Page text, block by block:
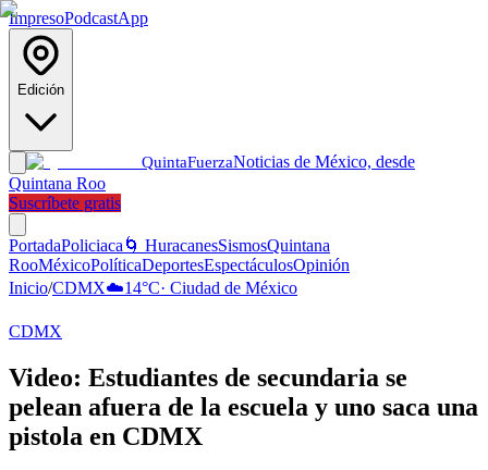
ImpresoPodcastApp
Edición
QuintaFuerzaNoticias de México, desde
Quintana Roo
Suscríbete gratis
PortadaPoliciaca 🌀 HuracanesSismosQuintana
RooMéxicoPolíticaDeportesEspectáculosOpinión
Inicio/CDMX☁️14°C· Ciudad de México
CDMX
Video: Estudiantes de secundaria se
pelean afuera de la escuela y uno saca una
pistola en CDMX